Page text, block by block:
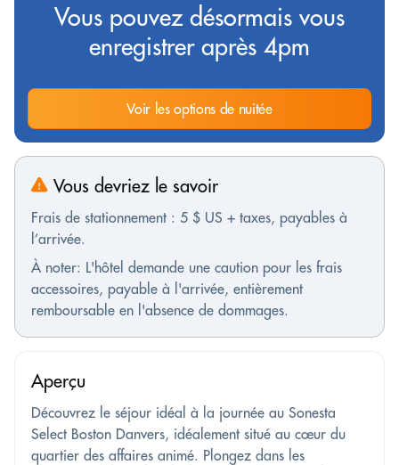
Vous pouvez désormais vous
enregistrer après 4pm
Voir les options de nuitée
Vous devriez le savoir
Frais de stationnement : 5 $ US + taxes, payables à
l’arrivée.
À noter: L'hôtel demande une caution pour les frais
accessoires, payable à l'arrivée, entièrement
remboursable en l'absence de dommages.
Aperçu
Découvrez le séjour idéal à la journée au Sonesta
Select Boston Danvers, idéalement situé au cœur du
quartier des affaires animé. Plongez dans les